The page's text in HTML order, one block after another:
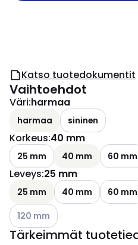
Katso tuotedokumentit
Vaihtoehdot
Väri:harmaa
harmaa sininen
Korkeus:40 mm
25 mm 40 mm 60 mm
Leveys:25 mm
25 mm 40 mm 60 mm
Katso käytettävissä olevat
120 mm
Tärkeimmät